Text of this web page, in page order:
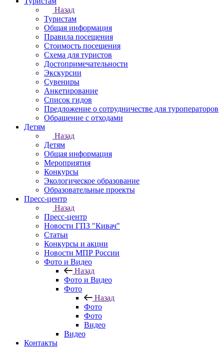
Назад
Туристам
Общая информация
Правила посещения
Стоимость посещения
Схема для туристов
Достопримечательности
Экскурсии
Сувениры
Анкетирование
Список гидов
Предложение о сотрудничестве для туроператоров
Обращение с отходами
Детям
Назад
Детям
Общая информация
Мероприятия
Конкурсы
Экологическое образование
Образовательные проекты
Пресс-центр
Назад
Пресс-центр
Новости ГПЗ "Кивач"
Статьи
Конкурсы и акции
Новости МПР России
Фото и Видео
Назад
Фото и Видео
Фото
Назад
Фото
Фото
Видео
Видео
Контакты